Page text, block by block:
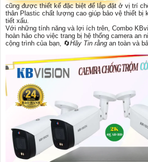
cũng được thiết kế đặc biệt để lắp đặt ở vị trí
thân Plastic chất lượng cao giúp bảo vệ thiết bị
tiết xấu.
Với những tính năng và lợi ích trên, Combo
hoàn hảo cho việc trang bị hệ thống camera an
cộng trình của bạn, 🔄Hãy Tin rằng an toàn và